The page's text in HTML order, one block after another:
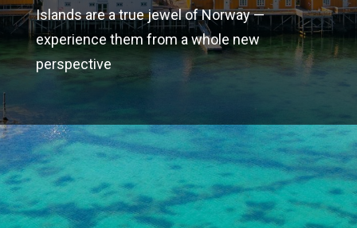
Islands are a true jewel of Norway —
experience them from a whole new
perspective